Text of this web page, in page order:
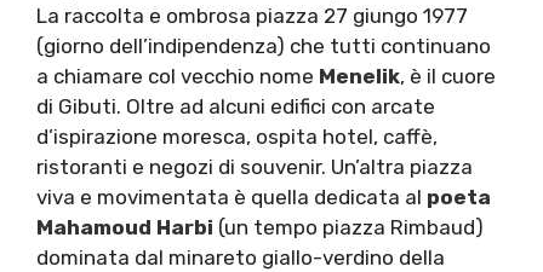
La raccolta e ombrosa piazza 27 giungo 1977
(giorno dell’indipendenza) che tutti continuano
a chiamare col vecchio nome Menelik, è il cuore
di Gibuti. Oltre ad alcuni edifici con arcate
d’ispirazione moresca, ospita hotel, caffè,
ristoranti e negozi di souvenir. Un’altra piazza
viva e movimentata è quella dedicata al poeta
Mahamoud Harbi (un tempo piazza Rimbaud)
dominata dal minareto giallo-verdino della